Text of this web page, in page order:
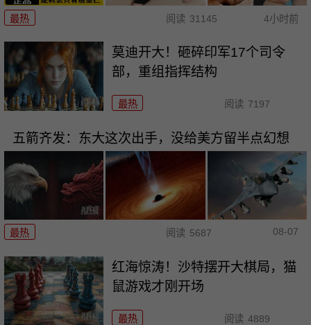
最热 阅读 31145 4小时前
莫迪开大！砸碎印军17个司令
部，重组指挥结构
最热 阅读 7197
五箭齐发：东大这次出手，没给美方留半点幻想
最热 阅读 5687 08-07
红海惊涛！沙特摆开大棋局，猫
鼠游戏才刚开场
最热 阅读 4889